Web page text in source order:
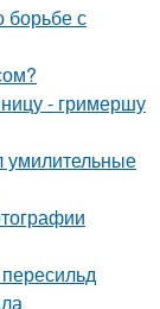
борьбе с
- гримершу
умилительные